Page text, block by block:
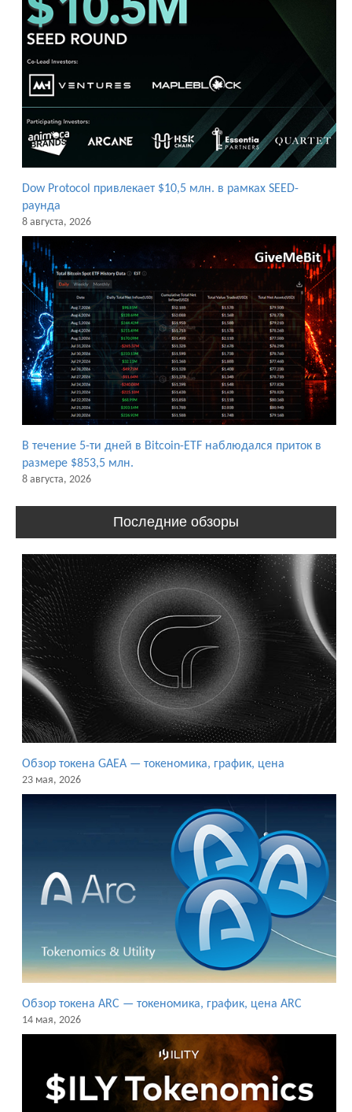
Dow Protocol привлекает $10,5 млн. в рамках SEED-
раунда
8 августа, 2026
В течение 5-ти дней в Bitcoin-ETF наблюдался приток в
размере $853,5 млн.
8 августа, 2026
Последние обзоры
Обзор токена GAEA — токеномика, график, цена
23 мая, 2026
Обзор токена ARC — токеномика, график, цена ARC
14 мая, 2026